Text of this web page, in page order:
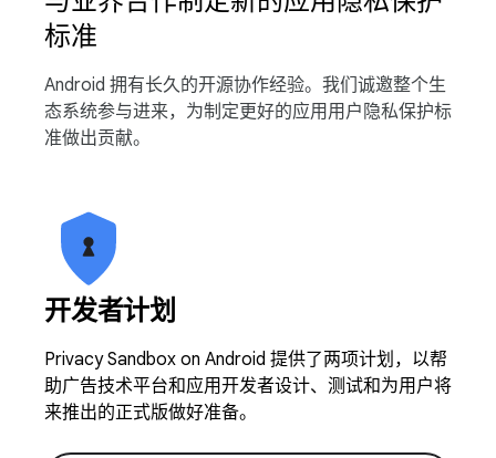
标准
Android 拥有长久的开源协作经验。我们诚邀整个生
态系统参与进来，为制定更好的应用用户隐私保护标
准做出贡献。
开发者计划
Privacy Sandbox on Android 提供了两项计划，以帮
助广告技术平台和应用开发者设计、测试和为用户将
来推出的正式版做好准备。